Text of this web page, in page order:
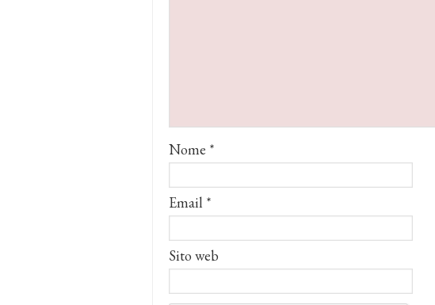
Nome *
Email *
Sito web